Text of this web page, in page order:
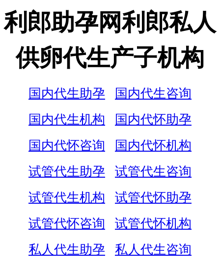
利郎助孕网利郎私人
供卵代生产子机构
国内代生助孕
国内代生咨询
国内代生机构
国内代怀助孕
国内代怀咨询
国内代怀机构
试管代生助孕
试管代生咨询
试管代生机构
试管代怀助孕
试管代怀咨询
试管代怀机构
私人代生助孕
私人代生咨询